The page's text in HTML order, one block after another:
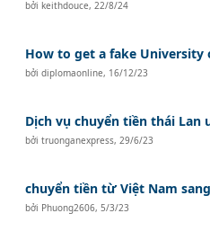
bởikeithdouce,22/8/24
How to get a fake University
bởidiplomaonline, 16/12/23
Dịch vụ chuyển tiền thái Lan
bởitruonganexpress,29/6/23
chuyển tiền từ Việt Nam
bởi Phuong2606,5/3/23